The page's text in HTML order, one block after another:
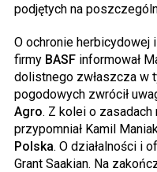
podjętych na
O ochronie herbicydowej
firmy BASF informował
dolistnego zwłaszcza w
pogodowych zwrócił
Agro. Z kolei o
przypomniał Kamil
Polska. O działalności i
Grant Saakian. Na